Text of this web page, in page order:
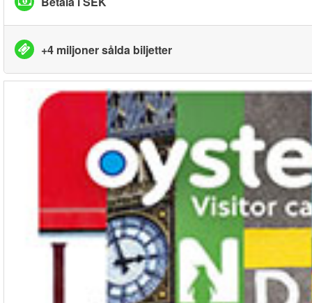
+4 miljoner sålda biljetter